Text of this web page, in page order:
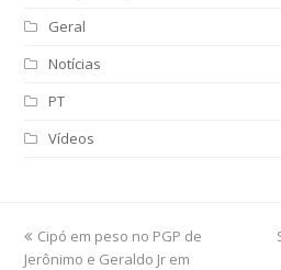
Geral
Notícias
PT
Vídeos
previous
post:
Cipó em peso no PGP de
Jerônimo e Geraldo Jr em